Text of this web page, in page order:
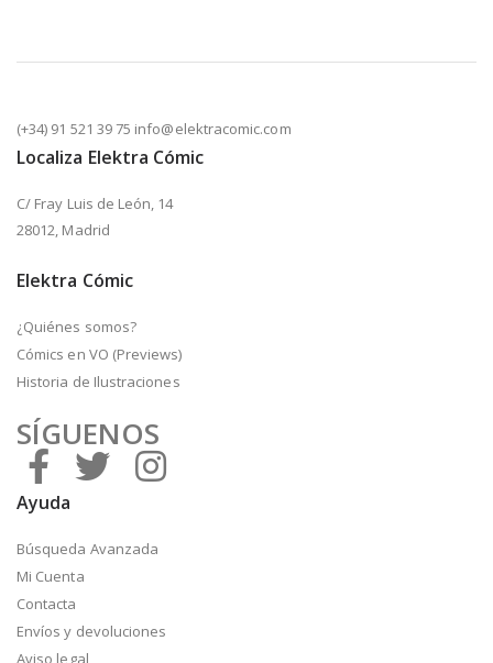
(+34) 91 521 39 75 info@elektracomic.com
Localiza Elektra Cómic
C/ Fray Luis de León, 14
28012, Madrid
Elektra Cómic
¿Quiénes somos?
Cómics en VO (Previews)
Historia de Ilustraciones
SÍGUENOS
Ayuda
Búsqueda Avanzada
Mi Cuenta
Contacta
Envíos y devoluciones
Aviso legal